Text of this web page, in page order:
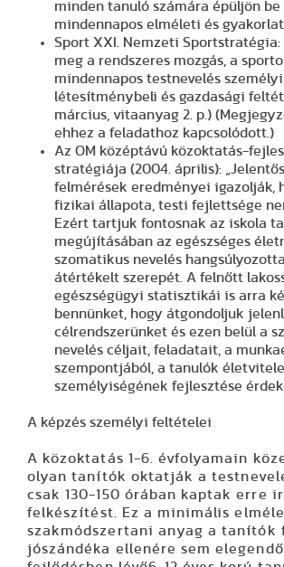
minden tanuló számára épüljön be
mindennapos elméleti és
Sport XXI. Nemzeti Sportstratégia:
meg a rendszeres mozgás, a
mindennapos testnevelés személyi,
létesítménybeli és gazdasági
március, vitaanyag 2. p.)
ehhez a feladathoz kapcsolódott.)
Az OM középtávú közoktatás-
stratégiája (2004. április):
felmérések eredményei igazolják,
fizikai állapota, testi fejlettsége
Ezért tartjuk fontosnak az iskola
megújításában az egészséges
szomatikus nevelés
átértékelt szerepét. A felnőtt
egészségügyi statisztikái is arra
bennünket, hogy átgondoljuk
célrendszerünket és ezen belül a
nevelés céljait, feladatait, a
szempontjából, a tanulók életvitele,
személyiségének fejlesztése
A képzés személyi feltételei
A közoktatás 1-6. évfolyamain
olyan tanítók oktatják a
csak 130-150 órában kaptak erre
felkészítést. Ez a minimális
szakmódszertani anyag a
jószándéka ellenére sem